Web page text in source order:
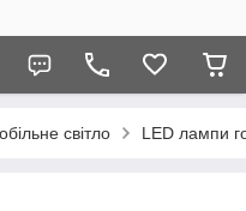
світло LED лампи